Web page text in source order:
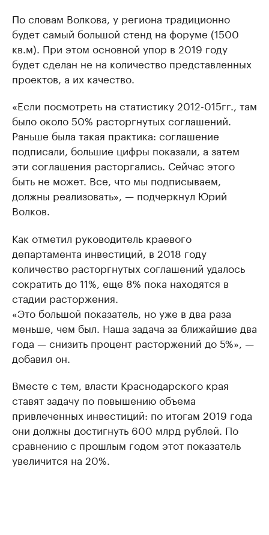
По словам Волкова, у региона традиционно
будет самый большой стенд на форуме (1500
кв.м). При этом основной упор в 2019 году
будет сделан не на количество представленных
проектов, а их качество.
«Если посмотреть на статистику 2012-015гг., там
было около 50% расторгнутых соглашений.
Раньше была такая практика: соглашение
подписали, большие цифры показали, а затем
эти соглашения расторгались. Сейчас этого
быть не может. Все, что мы подписываем,
должны реализовать», — подчеркнул Юрий
Волков.
Как отметил руководитель краевого
департамента инвестиций, в 2018 году
количество расторгнутых соглашений удалось
сократить до 11%, еще 8% пока находятся в
стадии расторжения.
«Это большой показатель, но уже в два раза
меньше, чем был. Наша задача за ближайшие два
года — снизить процент расторжений до 5%», —
добавил он.
Вместе с тем, власти Краснодарского края
ставят задачу по повышению объема
привлеченных инвестиций: по итогам 2019 года
они должны достигнуть 600 млрд рублей. По
сравнению с прошлым годом этот показатель
увеличится на 20%.